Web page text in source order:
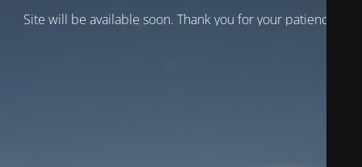
Site will be available soon. Thank you for your patience!